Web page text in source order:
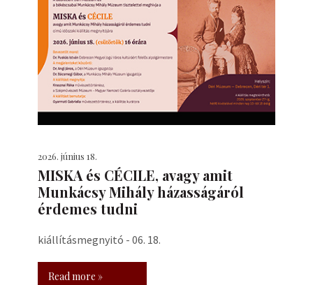
2026. június 18.
MISKA és CÉCILE, avagy amit
Munkácsy Mihály házasságáról
érdemes tudni
kiállításmegnyitó - 06. 18.
Read more »